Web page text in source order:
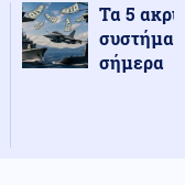
Τα 5
σήμερα